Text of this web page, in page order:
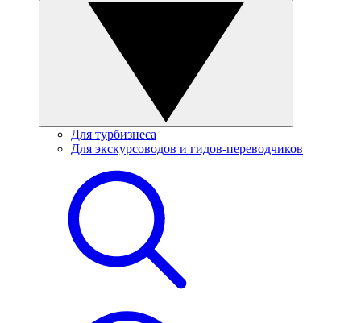
Для турбизнеса
Для экскурсоводов и гидов-переводчиков